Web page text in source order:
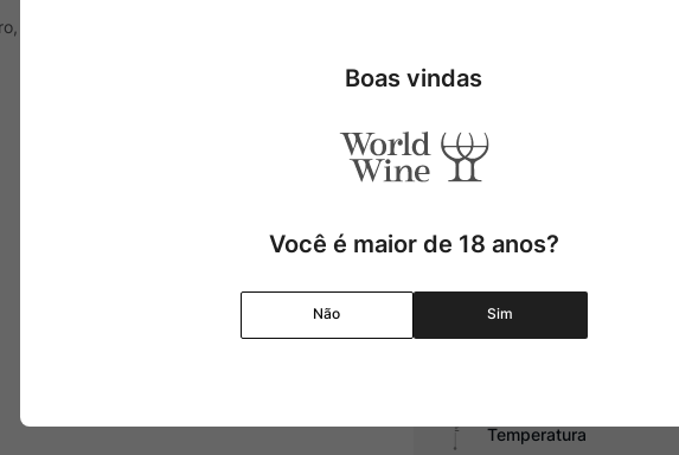
carnes suínas, além de embutidos e queijos
Pais
Graduação Alcóolica
Temperatura
Boas vindas
Você é maior de 18 anos?
Não Sim